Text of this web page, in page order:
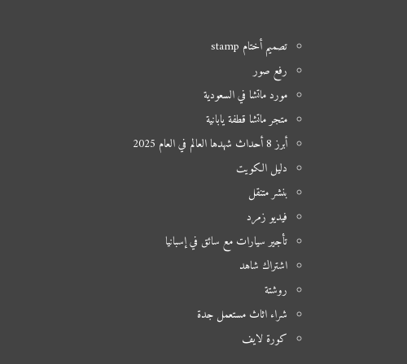
تصميم أختام stamp
رفع صور
مورد ماتشا في السعودية
متجر ماتشا قطفة يابانية
أبرز 8 أحداث شهدها العالم في العام 2025
دليل الكويت
بنشر متنقل
فيديو زمرد
تأجير سيارات مع سائق في إسبانيا
اشتراك شاهد
روشتة
شراء اثاث مستعمل جدة
كورة لايف